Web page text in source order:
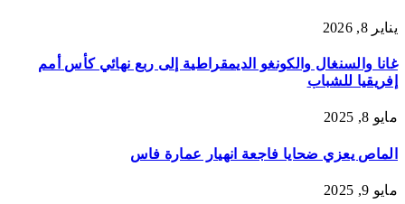
يناير 8, 2026
غانا والسنغال والكونغو الديمقراطية إلى ربع نهائي كأس أمم
إفريقيا للشباب
مايو 8, 2025
الماص يعزي ضحايا فاجعة انهيار عمارة فاس
مايو 9, 2025